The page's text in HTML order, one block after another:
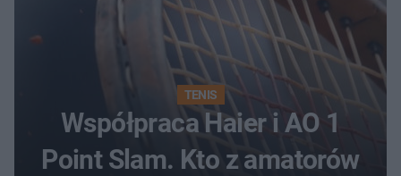
TENIS
Współpraca Haier i AO 1
Point Slam. Kto z amatorów